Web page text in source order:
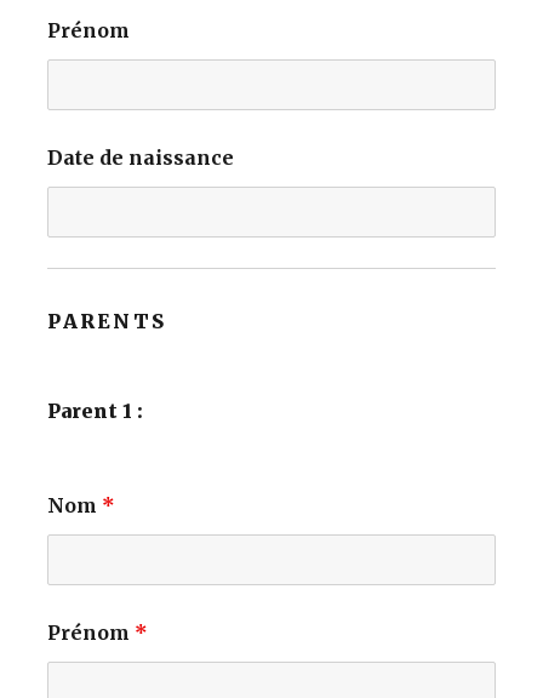
Prénom
Date de naissance
PARENTS
Parent 1 :
Nom *
Prénom *